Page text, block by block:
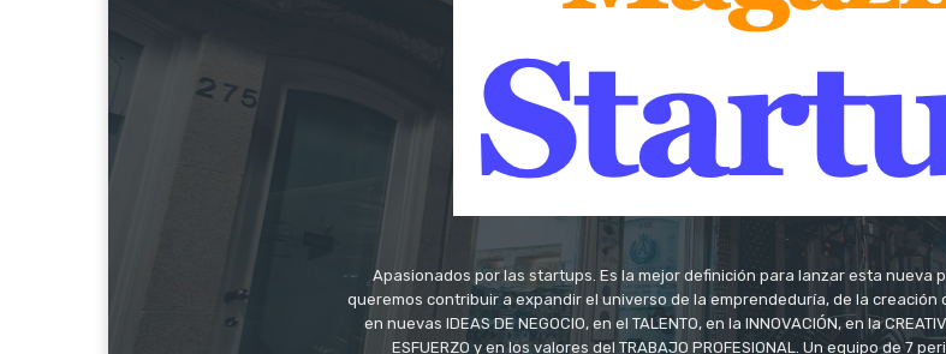
Apasionados por las startups. Es la mejor definición para lanzar esta nueva
queremos contribuir a expandir el universo de la emprendeduría, de la creación
en nuevas IDEAS DE NEGOCIO, en el TALENTO, en la INNOVACIÓN, en la
ESFUERZO y en los valores del TRABAJO PROFESIONAL. Un equipo de 7